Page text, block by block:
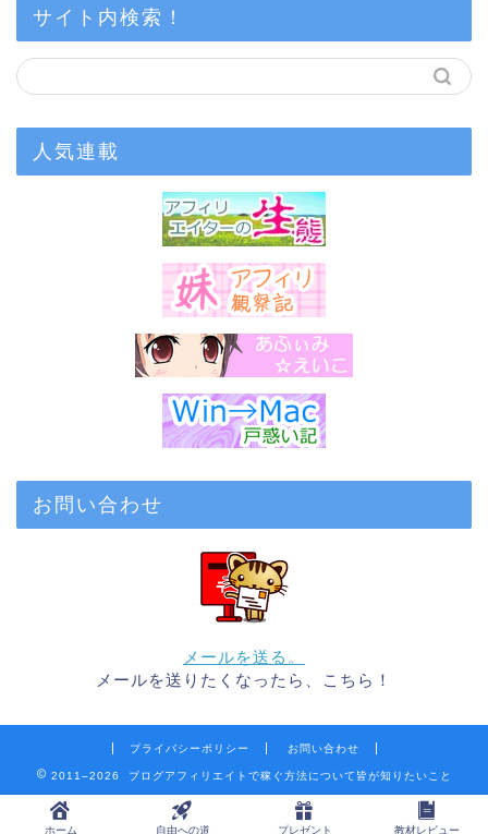
サイト内検索！
人気連載
お問い合わせ
メールを送る。
メールを送りたくなったら、こちら！
プライバシーポリシー お問い合わせ
2011–2026 ブログアフィリエイトで稼ぐ方法について皆が知りたいこと
ホーム 自由への道 プレゼント 教材レビュー